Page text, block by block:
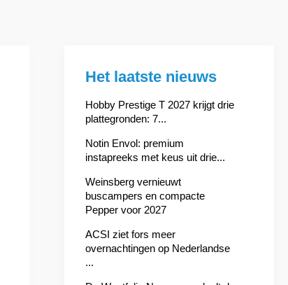
Het laatste nieuws
Hobby Prestige T 2027 krijgt drie
plattegronden: 7...
Notin Envol: premium
instapreeks met keus uit drie...
Weinsberg vernieuwt
buscampers en compacte
Pepper voor 2027
ACSI ziet fors meer
overnachtingen op Nederlandse
...